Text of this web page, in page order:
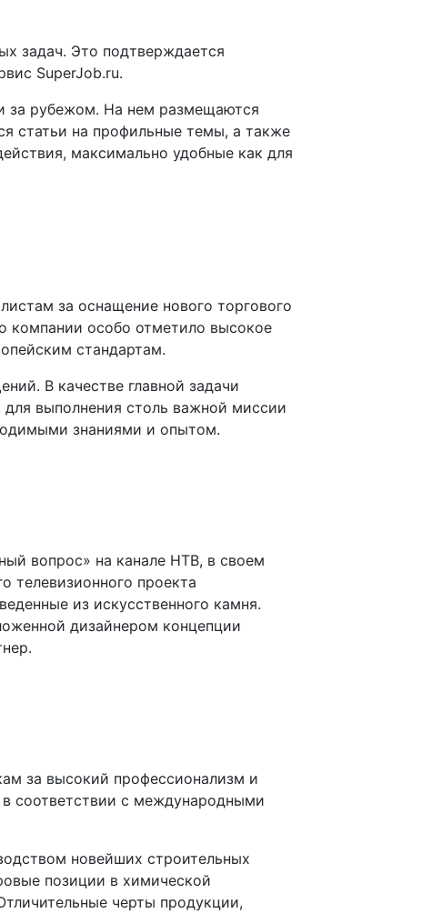
задач. Это подтверждается
SuperJob.ru.
за рубежом. На нем размещаются
статьи на профильные темы, а также
максимально удобные как для
за оснащение нового торгового
компании особо отметило высокое
стандартам.
В качестве главной задачи
выполнения столь важной миссии
знаниями и опытом.
вопрос» на канале НТВ, в своем
телевизионного проекта
из искусственного камня.
дизайнером концепции
за высокий профессионализм и
в соответствии с международными
новейших строительных
позиции в химической
черты продукции,